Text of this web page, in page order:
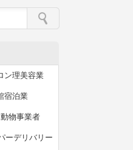
ン理美容業
宿泊業
物事業者
ーデリバリー